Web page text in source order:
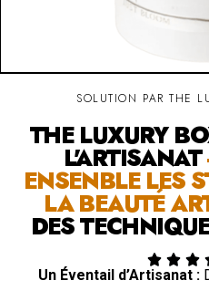
SOLUTION PAR THE
THE LUXURY
L'ARTISANAT
ENSENBLE LES
LA BEAUTÉ
DES
  
Un Éventail d’Artisanat :